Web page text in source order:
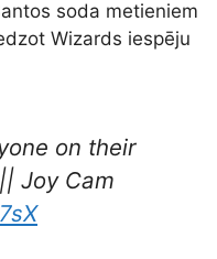
soda metieniem
Wizards iespēju
on their
|| Joy Cam